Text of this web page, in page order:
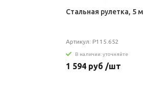
Стальная рулетка, 5 м
Артикул: P115.652
В наличии: уточняйте
1 594 руб /шт